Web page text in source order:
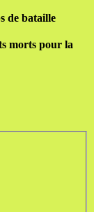
de bataille
morts pour la